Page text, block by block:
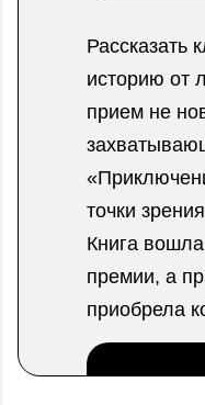
Рассказать
историю от
прием не
точки
Книга
премии, а
приобрела
.